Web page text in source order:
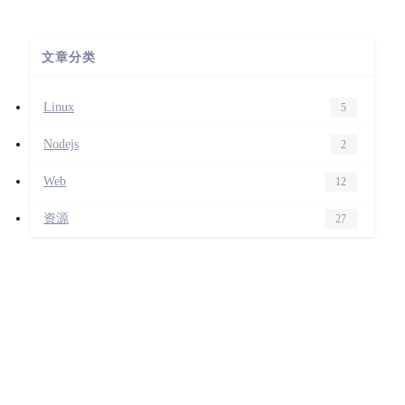
文章分类
Linux 5
Nodejs 2
Web 12
资源 27